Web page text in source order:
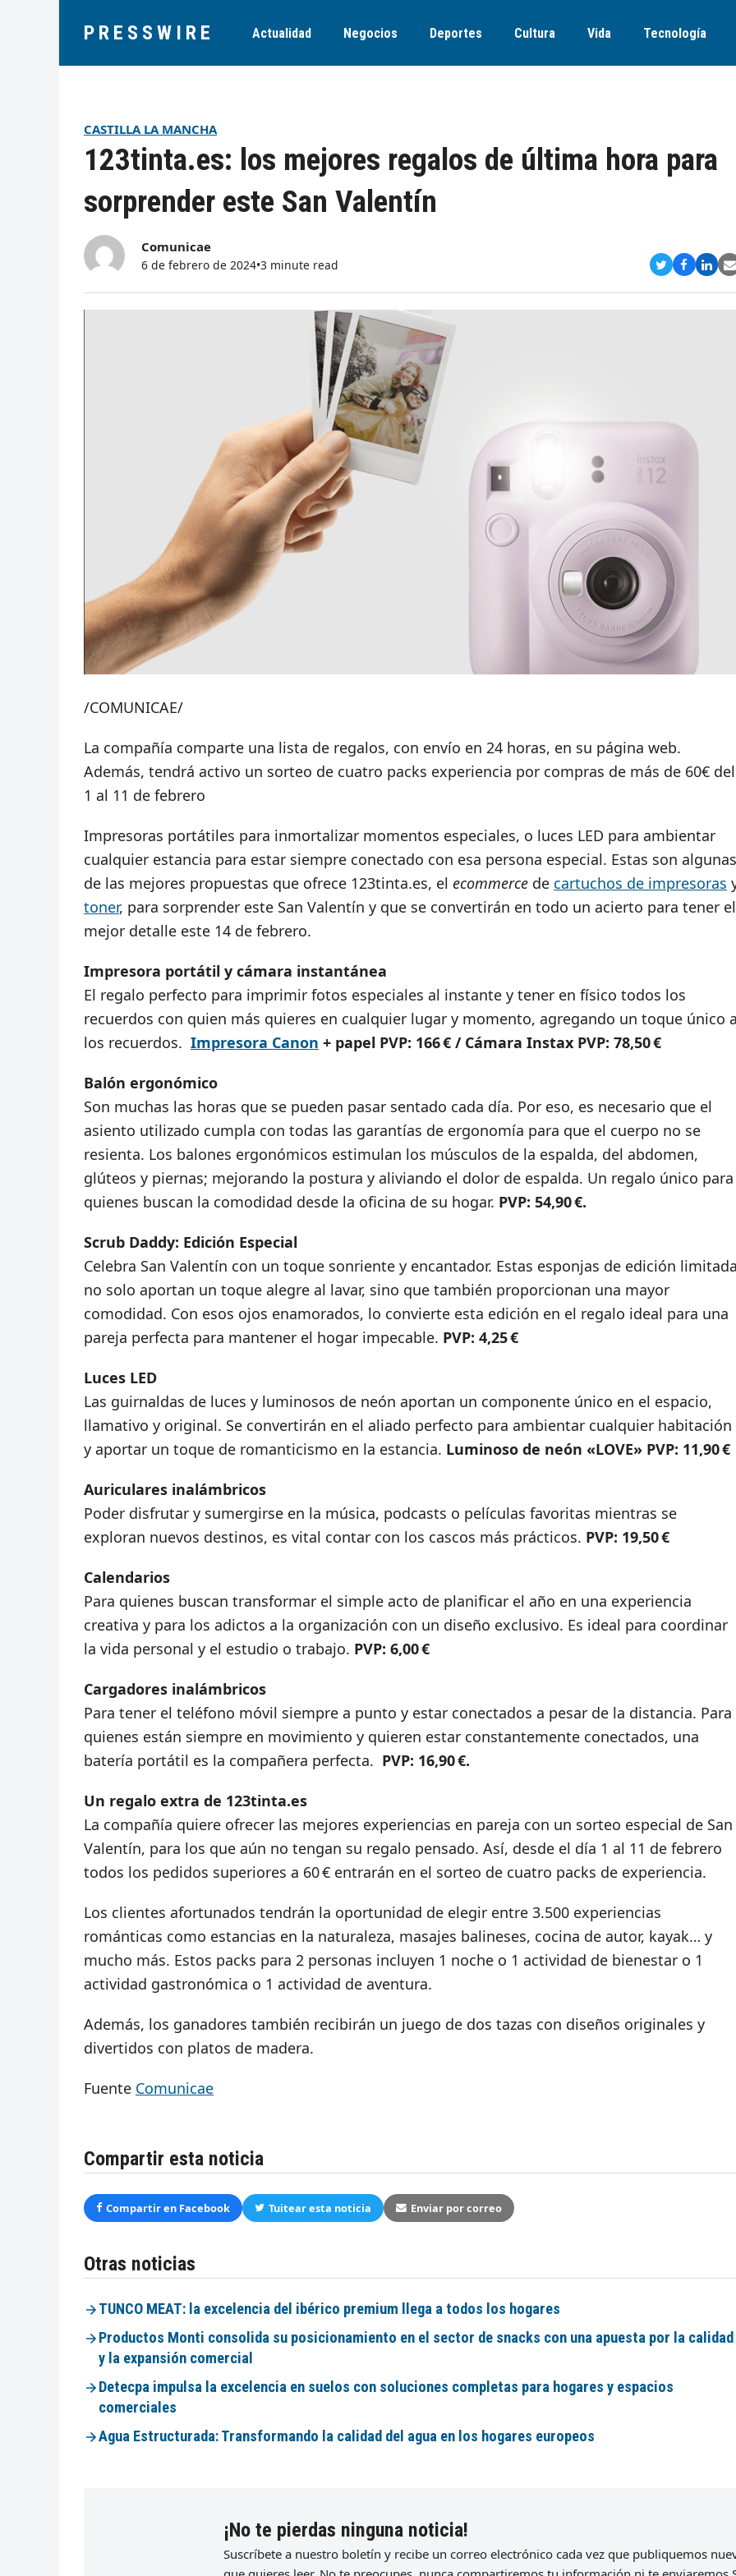
PRESSWIRE Actualidad Negocios Deportes Cultura Vida Tecnología
CASTILLA LA MANCHA
123tinta.es: los mejores regalos de última hora para
sorprender este San Valentín
Comunicae
6 de febrero de 2024•3 minute read Compartir
Twitter
/COMUNICAE/
La compañía comparte una lista de regalos, con envío en 24 horas, en su página web.
Además, tendrá activo un sorteo de cuatro packs experiencia por compras de más de 60€ del
1 al 11 de febrero
Impresoras portátiles para inmortalizar momentos especiales, o luces LED para ambientar
cualquier estancia para estar siempre conectado con esa persona especial. Estas son algunas
de las mejores propuestas que ofrece 123tinta.es, el ecommerce de cartuchos de impresoras
toner, para sorprender este San Valentín y que se convertirán en todo un acierto para tener el
mejor detalle este 14 de febrero.
Impresora portátil y cámara instantánea
El regalo perfecto para imprimir fotos especiales al instante y tener en físico todos los
recuerdos con quien más quieres en cualquier lugar y momento, agregando un toque único
los recuerdos. Impresora Canon + papel PVP: 166 € / Cámara Instax PVP: 78,50 €
Balón ergonómico
Son muchas las horas que se pueden pasar sentado cada día. Por eso, es necesario que el
asiento utilizado cumpla con todas las garantías de ergonomía para que el cuerpo no se
resienta. Los balones ergonómicos estimulan los músculos de la espalda, del abdomen,
glúteos y piernas; mejorando la postura y aliviando el dolor de espalda. Un regalo único para
quienes buscan la comodidad desde la oficina de su hogar. PVP: 54,90 €.
Scrub Daddy: Edición Especial
Celebra San Valentín con un toque sonriente y encantador. Estas esponjas de edición
no solo aportan un toque alegre al lavar, sino que también proporcionan una mayor
comodidad. Con esos ojos enamorados, lo convierte esta edición en el regalo ideal para una
pareja perfecta para mantener el hogar impecable. PVP: 4,25 €
Luces LED
Las guirnaldas de luces y luminosos de neón aportan un componente único en el espacio,
llamativo y original. Se convertirán en el aliado perfecto para ambientar cualquier habitación
y aportar un toque de romanticismo en la estancia. Luminoso de neón «LOVE» PVP: 11,90 €
Auriculares inalámbricos
Poder disfrutar y sumergirse en la música, podcasts o películas favoritas mientras se
exploran nuevos destinos, es vital contar con los cascos más prácticos. PVP: 19,50 €
Calendarios
Para quienes buscan transformar el simple acto de planificar el año en una experiencia
creativa y para los adictos a la organización con un diseño exclusivo. Es ideal para coordinar
la vida personal y el estudio o trabajo. PVP: 6,00 €
Cargadores inalámbricos
Para tener el teléfono móvil siempre a punto y estar conectados a pesar de la distancia. Para
quienes están siempre en movimiento y quieren estar constantemente conectados, una
batería portátil es la compañera perfecta. PVP: 16,90 €.
Un regalo extra de 123tinta.es
La compañía quiere ofrecer las mejores experiencias en pareja con un sorteo especial de San
Valentín, para los que aún no tengan su regalo pensado. Así, desde el día 1 al 11 de febrero
todos los pedidos superiores a 60 € entrarán en el sorteo de cuatro packs de experiencia.
Los clientes afortunados tendrán la oportunidad de elegir entre 3.500 experiencias
románticas como estancias en la naturaleza, masajes balineses, cocina de autor, kayak… y
mucho más. Estos packs para 2 personas incluyen 1 noche o 1 actividad de bienestar o 1
actividad gastronómica o 1 actividad de aventura.
Además, los ganadores también recibirán un juego de dos tazas con diseños originales y
divertidos con platos de madera.
Fuente Comunicae
Compartir esta noticia
Compartir en Facebook Tuitear esta noticia Enviar por correo
Otras noticias
TUNCO MEAT: la excelencia del ibérico premium llega a todos los hogares
Productos Monti consolida su posicionamiento en el sector de snacks con una apuesta por la calidad
y la expansión comercial
Detecpa impulsa la excelencia en suelos con soluciones completas para hogares y espacios
comerciales
Agua Estructurada: Transformando la calidad del agua en los hogares europeos
¡No te pierdas ninguna noticia!
Suscríbete a nuestro boletín y recibe un correo electrónico cada vez que publiquemos